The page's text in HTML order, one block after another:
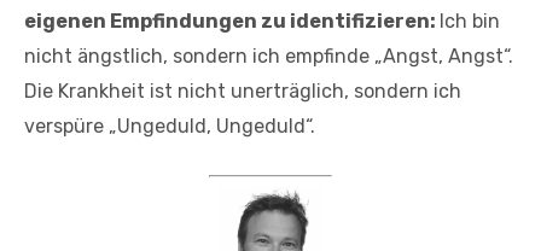
eigenen Empfindungen zu identifizieren: Ich bin
nicht ängstlich, sondern ich empfinde „Angst, Angst“.
Die Krankheit ist nicht unerträglich, sondern ich
verspüre „Ungeduld, Ungeduld“.